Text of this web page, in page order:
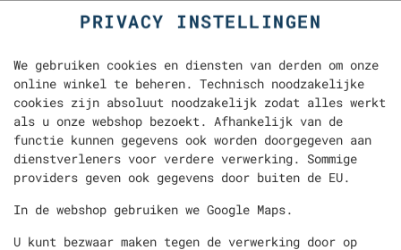
PRIVACY INSTELLINGEN
We gebruiken cookies en diensten van derden om onze
online winkel te beheren. Technisch noodzakelijke
cookies zijn absoluut noodzakelijk zodat alles werkt
als u onze webshop bezoekt. Afhankelijk van de
functie kunnen gegevens ook worden doorgegeven aan
dienstverleners voor verdere verwerking. Sommige
providers geven ook gegevens door buiten de EU.
In de webshop gebruiken we Google Maps.
U kunt bezwaar maken tegen de verwerking door op
BEN & JERRY'S CARAMEL
CHEW CHEW (465ML)